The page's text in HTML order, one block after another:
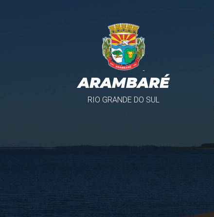
ARAMBARÉ
RIO GRANDE DO SUL